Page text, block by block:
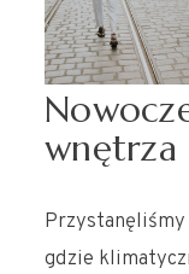
wnętrza
gdzie